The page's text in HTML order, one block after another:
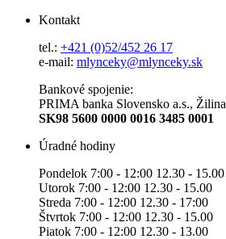
Kontakt
tel.: +421 (0)52/452 26 17
e-mail: mlynceky@mlynceky.sk
Bankové spojenie:
PRIMA banka Slovensko a.s., Žilina
SK98 5600 0000 0016 3485 0001
Úradné hodiny
Pondelok 7:00 - 12:00 12.30 - 15.00
Utorok 7:00 - 12:00 12.30 - 15.00
Streda 7:00 - 12:00 12.30 - 17:00
Štvrtok 7:00 - 12:00 12.30 - 15.00
Piatok 7:00 - 12:00 12.30 - 13.00